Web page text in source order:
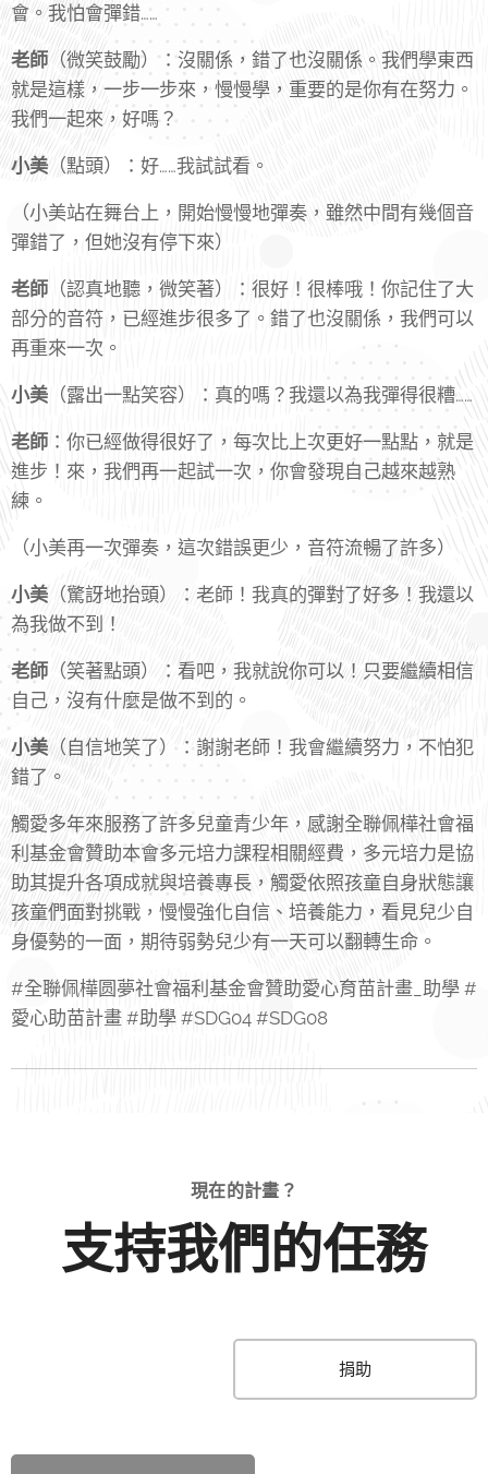
會。我怕會彈錯……
老師（微笑鼓勵）：沒關係，錯了也沒關係。我們學東西
就是這樣，一步一步來，慢慢學，重要的是你有在努力。
我們一起來，好嗎？
小美 （點頭）：好……我試試看。
（小美站在舞台上，開始慢慢地彈奏，雖然中間有幾個音
彈錯了，但她沒有停下來）
老師 （認真地聽，微笑著）：很好！很棒哦！你記住了大
部分的音符，已經進步很多了。錯了也沒關係，我們可以
再重來一次。
小美 （露出一點笑容）：真的嗎？我還以為我彈得很糟……
老師 ：你已經做得很好了，每次比上次更好一點點，就是
進步！來，我們再一起試一次，你會發現自己越來越熟
練。
（小美再一次彈奏，這次錯誤更少，音符流暢了許多）
小美 （驚訝地抬頭）：老師！我真的彈對了好多！我還以
為我做不到！
老師 （笑著點頭）：看吧，我就說你可以！只要繼續相信
自己，沒有什麼是做不到的。
小美（自信地笑了）：謝謝老師！我會繼續努力，不怕犯
錯了。
觸愛多年來服務了許多兒童青少年，感謝全聯佩樺社會福
利基金會贊助本會多元培力課程相關經費，多元培力是協
助其提升各項成就與培養專長，觸愛依照孩童自身狀態讓
孩童們面對挑戰，慢慢強化自信、培養能力，看見兒少自
身優勢的一面，期待弱勢兒少有一天可以翻轉生命。
#全聯佩樺圆夢社會福利基金會贊助愛心育苗計畫_助學 #
愛心助苗計畫 #助學 #SDG04 #SDG08
現在的計畫？
支持我們的任務
捐助